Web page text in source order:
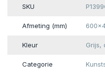
SKU
Afmeting (mm)
Kleur Grijs,
Categorie